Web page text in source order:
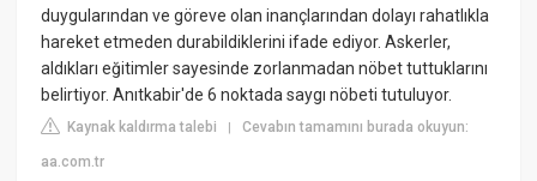
duygularından ve göreve olan inançlarından dolayı rahatlıkla
hareket etmeden durabildiklerini ifade ediyor. Askerler,
aldıkları eğitimler sayesinde zorlanmadan nöbet tuttuklarını
belirtiyor. Anıtkabir'de 6 noktada saygı nöbeti tutuluyor.
Kaynak kaldırma talebi |Cevabın tamamını burada okuyun:
aa.com.tr